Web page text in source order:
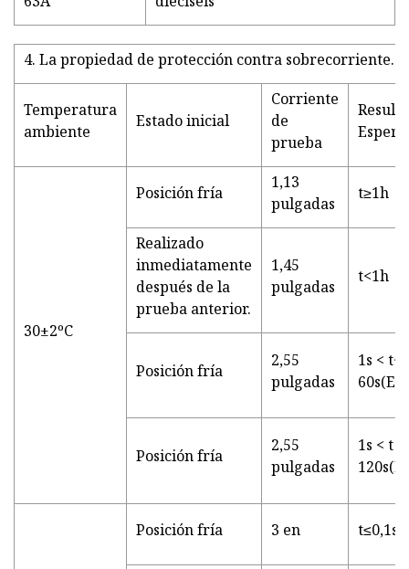
4. La propiedad de protección contra sobrecorriente.
Temperatura
ambiente
Estado inicial
Corriente
de
prueba
30±2ºC
Posición fría
1,13
pulgadas
t≥1h
Realizado
inmediatamente
después de la
prueba anterior.
1,45
pulgadas
t<1h
Posición fría
2,55
pulgadas
1s < t<
Posición fría
2,55
pulgadas
1s < t <
Posición fría 3 en t≤0,1s